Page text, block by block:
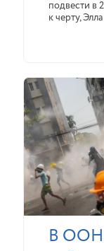
подвести в
к черту,
В ООН